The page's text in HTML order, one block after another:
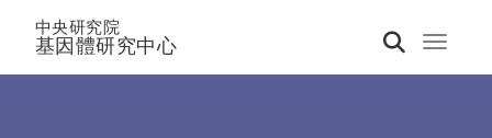
Toggle
中央研究院
基因體研究中心